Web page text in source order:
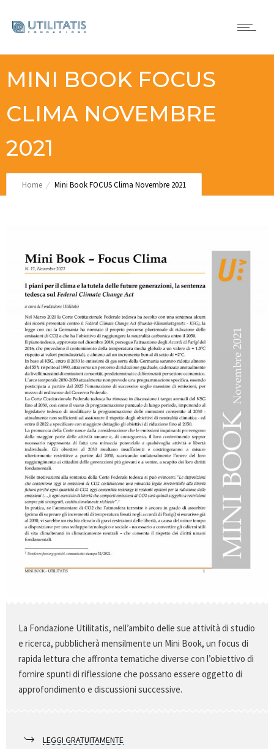
MINI BOOK FOCUS
CLIMA NOVEMBRE
2021
Home Mini Book FOCUS Clima Novembre 2021
La Fondazione Utilitatis, nell’ambito delle sue attività di studio
e ricerca, pubblicherà mensilmente un Mini Book, un focus di
rapida lettura che affronta tematiche diverse con l’obiettivo di
fornire spunti di riflessione che possano essere oggetto di
approfondimento e discussioni successive.
LEGGI GRATUITAMENTE